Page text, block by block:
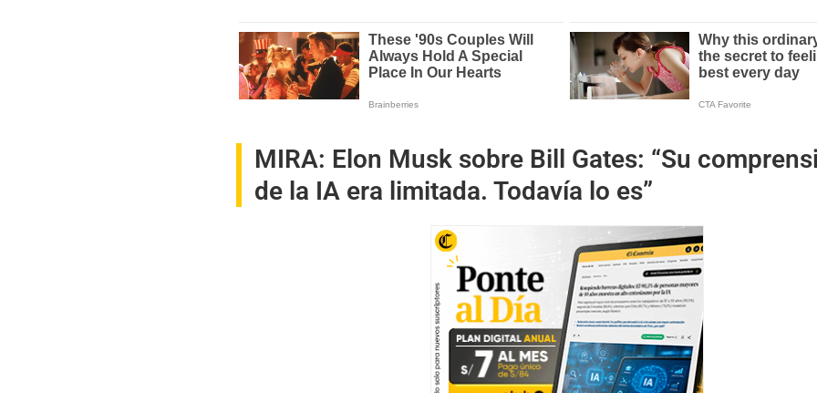
MIRA: Elon Musk sobre Bill Gates: “Su
de la IA era limitada. Todavía lo es”